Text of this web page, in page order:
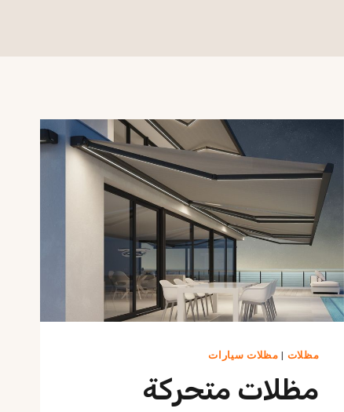
مظلات | مظلات سيارات
مظلات متحركة